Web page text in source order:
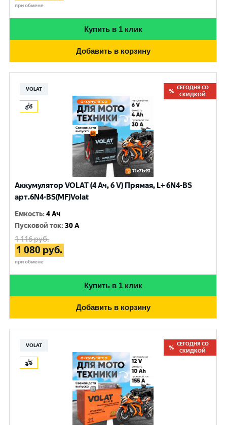
при обмене
Купить в 1 клик
Добавить в корзину
VOLAT
СЕГОДНЯ СО
СКИДКОЙ
Аккумулятор VOLAT (4 Ач, 6 V) Прямая, L+ 6N4-BS
арт.6N4-BS(MF)Volat
Емкость:4 Ач
Пусковой ток:30 A
1 116руб.
1 080 руб.
при обмене
Купить в 1 клик
Добавить в корзину
VOLAT
СЕГОДНЯ СО
СКИДКОЙ